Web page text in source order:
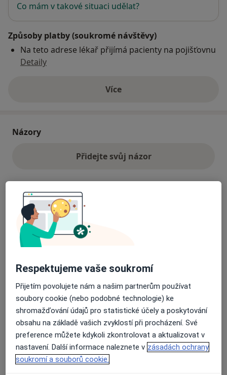
Co mám v takové situaci udělat?
Způsoby platby (soukromé návštěvy)
Na teto adrese lékař přijímá pacienty na pojišťovnu
Detaily
Víceo adrese
Názory
Přidejte svůj názor
17 názorů
Recenze pacientů jsou pro nás důležité.
Specialisté nemají možnost zaplatit za
Další informace.Další informace o názorech
Hledejte v názorech
Respektujeme vaše soukromí
Přijetím povolujete nám a našim partnerům používat
soubory cookie (nebo podobné technologie) ke
shromažďování údajů pro statistické účely a poskytování
obsahu na základě vašich zvyklostí při procházení. Své
preference můžete kdykoli zkontrolovat a aktualizovat v
nastavení. Další informace naleznete v zásadách ochrany
soukromí a souborů cookie.